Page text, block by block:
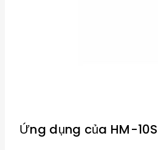
Ứng dụng của HM-10S